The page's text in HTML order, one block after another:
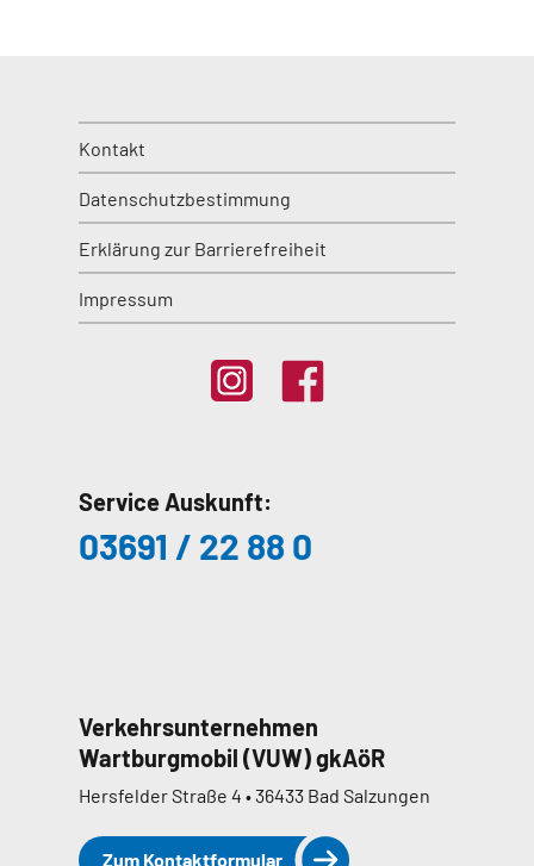
Kontakt
Datenschutzbestimmung
Erklärung zur Barrierefreiheit
Impressum
Service Auskunft:
03691 / 22 88 0
Verkehrsunternehmen
Wartburgmobil (VUW) gkAöR
Hersfelder Straße 4 • 36433 Bad Salzungen
Zum Kontaktformular